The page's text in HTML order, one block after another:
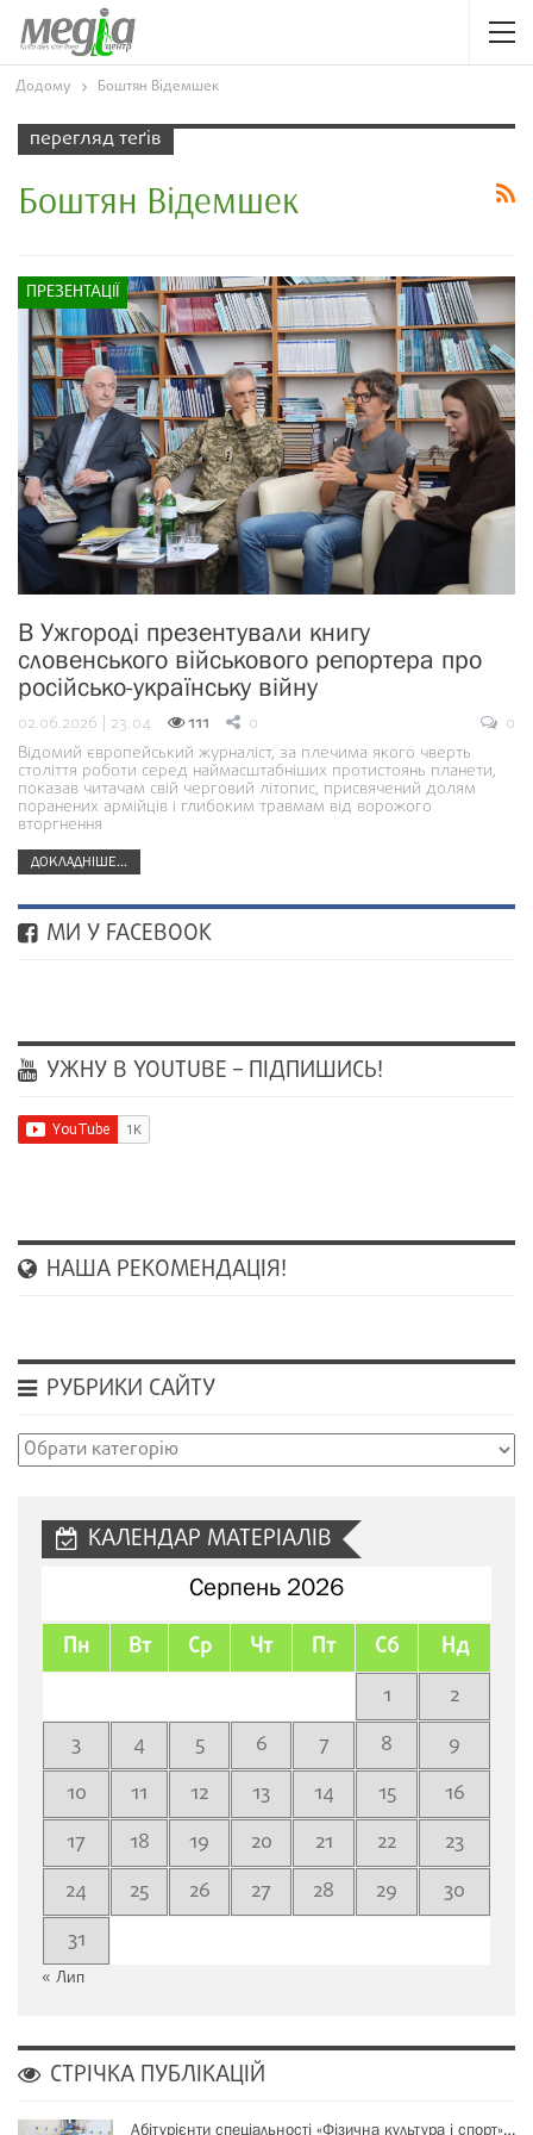
Додому Боштян Відемшек
перегляд теґів
Боштян Відемшек
ПРЕЗЕНТАЦІЇ
В Ужгороді презентували книгу
словенського військового репортера про
російсько-українську війну
02.06.2026 | 23:04 111 0
0
Відомий європейський журналіст, за плечима якого чверть
століття роботи серед наймасштабніших протистоянь планети,
показав читачам свій черговий літопис, присвячений долям
поранених армійців і глибоким травмам від ворожого
вторгнення
ДОКЛАДНІШЕ...
МИ У FACEBOOK
УЖНУ В YOUTUBE – ПІДПИШИСЬ!
НАША РЕКОМЕНДАЦІЯ!
РУБРИКИ САЙТУ
Рубрики
КАЛЕНДАР МАТЕРІАЛІВ
Серпень 2026
Пн Вт Ср Чт Пт Сб Нд
1
2
3
4 5 6 7 8
9
10
11 12 13 14 15
16
17
18 19 20 21 22
23
24
25 26 27 28 29
30
31
« Лип
СТРІЧКА ПУБЛІКАЦІЙ
Абітурієнти спеціальності «Фізична культура і спорт»…